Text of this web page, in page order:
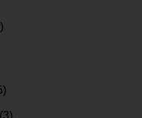
(3)